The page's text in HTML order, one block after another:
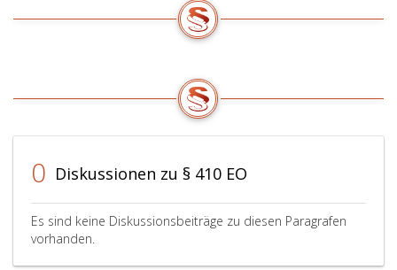
0 Diskussionen zu § 410 EO
Es sind keine Diskussionsbeiträge zu diesen Paragrafen
vorhanden.